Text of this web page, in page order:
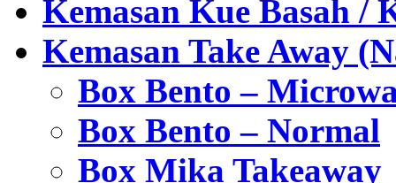
Kemasan Kue Basah /
Kemasan Take Away
Box Bento –
Box Bento – Normal
Box Mika Takeaway